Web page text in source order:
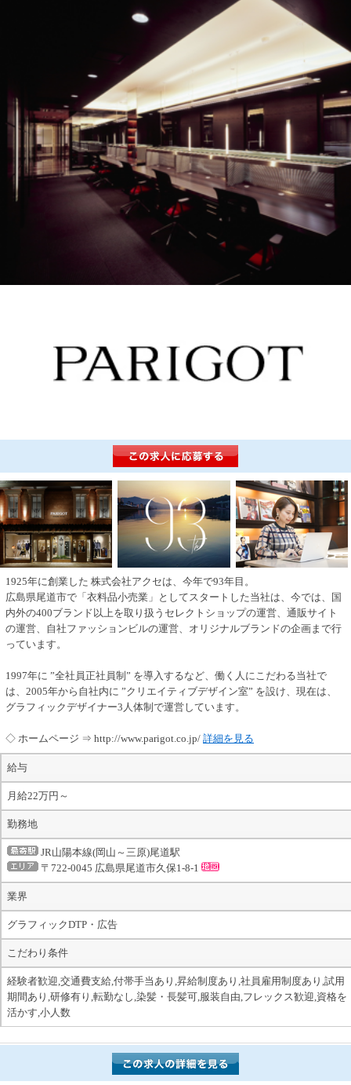
1925年に創業した 株式会社アクセは、今年で93年目。
広島県尾道市で「衣料品小売業」としてスタートした当社は、今では、国
内外の400ブランド以上を取り扱うセレクトショップの運営、通販サイト
の運営、自社ファッションビルの運営、オリジナルブランドの企画まで行
っています。
1997年に ”全社員正社員制” を導入するなど、働く人にこだわる当社で
は、2005年から自社内に ”クリエイティブデザイン室” を設け、現在は、
グラフィックデザイナー3人体制で運営しています。
◇ ホームページ ⇒ http://www.parigot.co.jp/ 詳細を見る
給与
月給22万円～
勤務地
JR山陽本線(岡山～三原)尾道駅
〒722-0045 広島県尾道市久保1-8-1
業界
グラフィックDTP・広告
こだわり条件
経験者歓迎,交通費支給,付帯手当あり,昇給制度あり,社員雇用制度あり,試用
期間あり,研修有り,転勤なし,染髪・長髪可,服装自由,フレックス歓迎,資格を
活かす,小人数